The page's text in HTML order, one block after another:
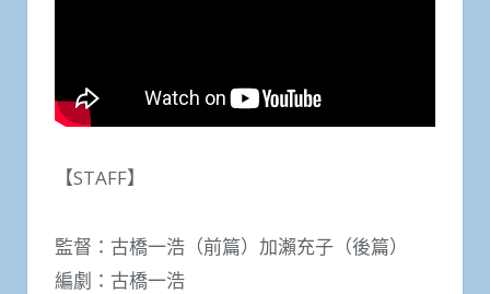
【STAFF】
監督：古橋一浩（前篇）加瀨充子（後篇）
編劇：古橋一浩